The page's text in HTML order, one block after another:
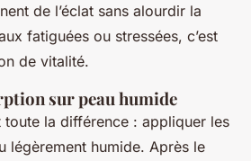
de l’éclat sans alourdir la
fatiguées ou stressées, c’est
de vitalité.
sur peau humide
toute la différence : appliquer les
légèrement humide. Après le